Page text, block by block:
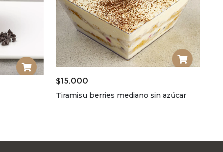
$15.000
Tiramisu berries mediano sin azúcar